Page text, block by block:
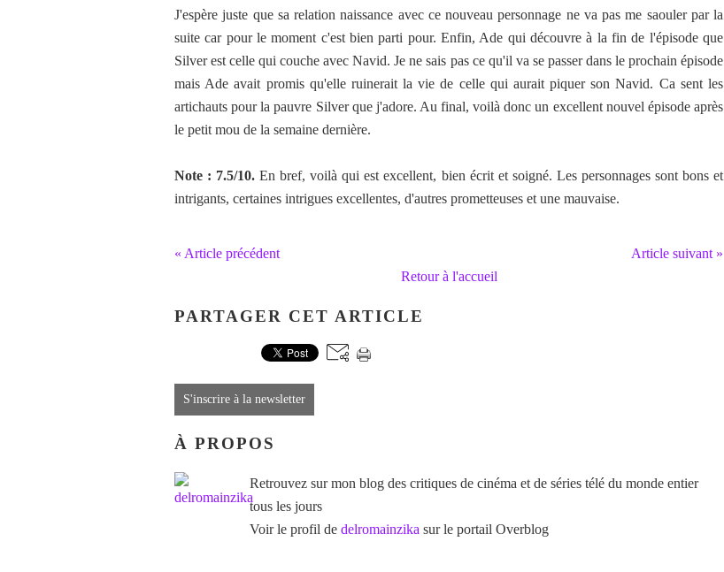
J'espère juste que sa relation naissance avec ce nouveau personnage ne va pas me saouler par la
suite car pour le moment c'est bien parti pour. Enfin, Ade qui découvre à la fin de l'épisode que
Silver est celle qui couche avec Navid. Je ne sais pas ce qu'il va se passer dans le prochain épisode
mais Ade avait promis qu'elle ruinerait la vie de celle qui aurait piquer son Navid. Ca sent les
artichauts pour la pauvre Silver que j'adore. Au final, voilà donc un excellent nouvel épisode après
le petit mou de la semaine dernière.
Note : 7.5/10. En bref, voilà qui est excellent, bien écrit et soigné. Les personnages sont bons et
intrigants, certaines intrigues excellentes, d'autres prometteuses et une mauvaise.
« Article précédent
Article suivant »
Retour à l'accueil
PARTAGER CET ARTICLE
S'inscrire à la newsletter
À PROPOS
Retrouvez sur mon blog des critiques de cinéma et de séries télé du monde entier
tous les jours
Voir le profil de delromainzika sur le portail Overblog